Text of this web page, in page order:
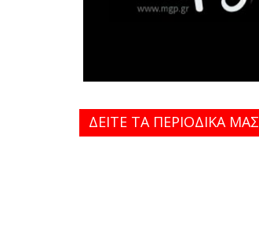
ΔΕΙΤΕ ΤΑ ΠΕΡΙΟΔΙΚΑ MAΣ